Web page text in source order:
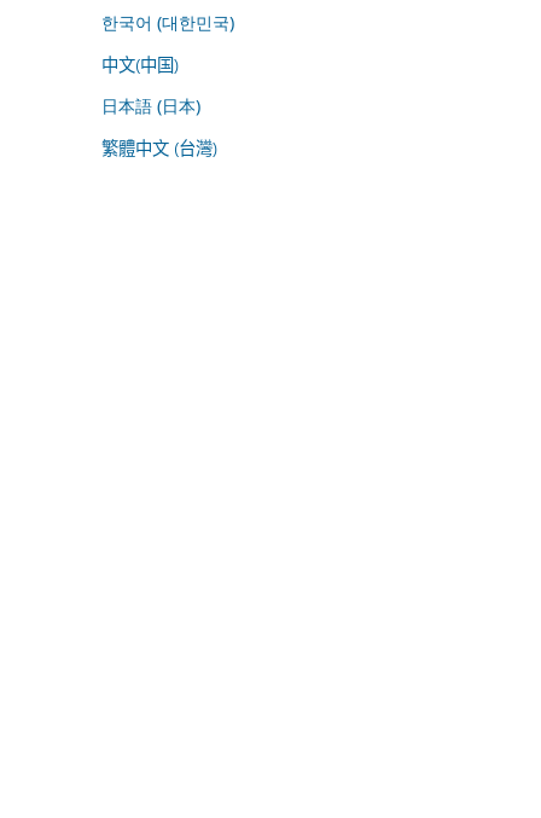
한국어 (대한민국)
中文(中国)
日本語 (日本)
繁體中文 (台灣)